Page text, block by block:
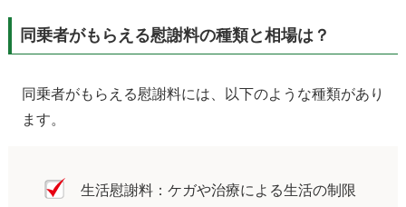
同乗者がもらえる慰謝料の種類と相場は？
同乗者がもらえる慰謝料には、以下のような種類があり
ます。
生活慰謝料：ケガや治療による生活の制限